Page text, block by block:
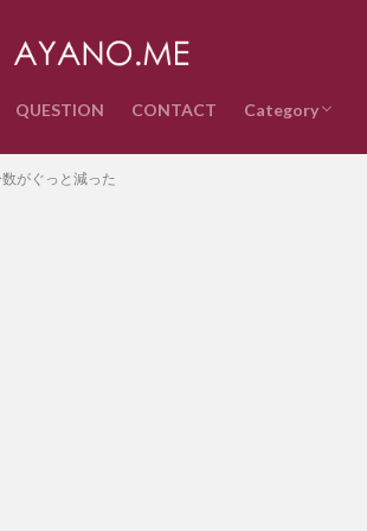
QUESTION CONTACT Category
音楽
インターネッ
テクノロジー
ライフスタイ
政治経済
時事ネタ
エンタメ・ス
雑記
QUESTION
がぐっと減った